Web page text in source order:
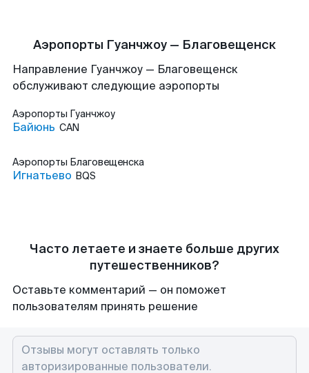
Аэропорты Гуанчжоу — Благовещенск
Направление Гуанчжоу — Благовещенск
обслуживают следующие аэропорты
Аэропорты Гуанчжоу
Байюнь CAN
Аэропорты Благовещенска
Игнатьево BQS
Часто летаете и знаете больше других
путешественников?
Оставьте комментарий — он поможет
пользователям принять решение